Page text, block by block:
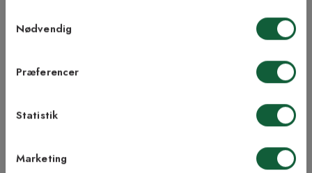
Nødvendig
Præferencer
Statistik
Marketing
Samtykke til Kilands vilkår
modtage nyhedsbreve fra Kilands